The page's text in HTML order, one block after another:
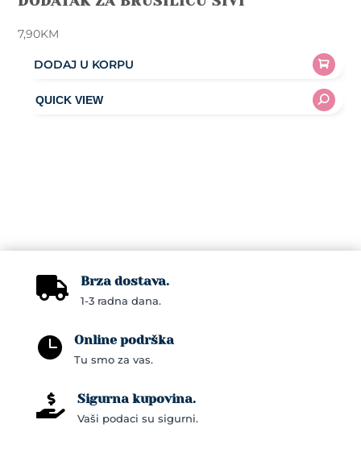
7,90KM
DODAJ U KORPU
 Brza dostava.
1-3 radna dana.
 Online podrška
Tu smo za vas.
 Sigurna kupovina.
Vaši podaci su sigurni.